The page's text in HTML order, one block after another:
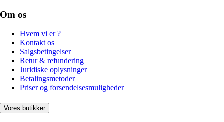
Om os
Hvem vi er ?
Kontakt os
Salgsbetingelser
Retur & refundering
Juridiske oplysninger
Betalingsmetoder
Priser og forsendelsesmuligheder
Vores butikker